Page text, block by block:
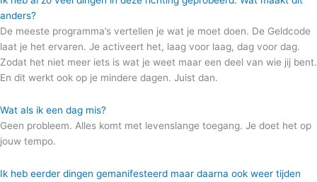
anders?
De meeste programma’s vertellen je wat je moet doen. De Geldcode
laat je het ervaren. Je activeert het, laag voor laag, dag voor dag.
Zodat het niet meer iets is wat je weet maar een deel van wie jij bent.
En dit werkt ook op je mindere dagen. Juist dan.
Wat als ik een dag mis?
Geen probleem. Alles komt met levenslange toegang. Je doet het op
jouw tempo.
Ik heb eerder dingen gemanifesteerd maar daarna ook weer tijden